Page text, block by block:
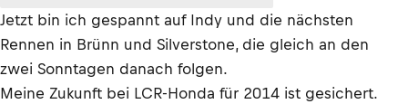
Jetzt bin ich gespannt auf Indy und die nächsten
Rennen in Brünn und Silverstone, die gleich an den
zwei Sonntagen danach folgen.
Meine Zukunft bei LCR-Honda für 2014 ist gesichert.